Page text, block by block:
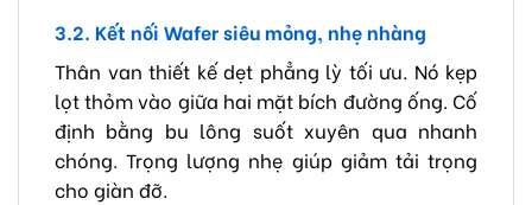
3.2. Kết nối Wafer siêu mỏng, nhẹ nhàng
Thân van thiết kế dẹt phẳng lỳ tối ưu. Nó kẹp
lọt thỏm vào giữa hai mặt bích đường ống. Cố
định bằng bu lông suốt xuyên qua nhanh
chóng. Trọng lượng nhẹ giúp giảm tải trọng
cho giàn đỡ.